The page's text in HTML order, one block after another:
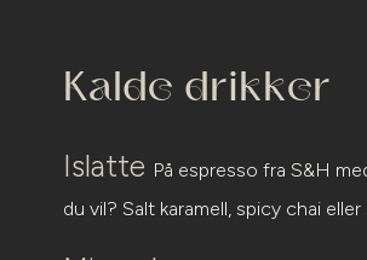
Kalde drikker
Islatte På espresso fra S&H
du vil? Salt karamell, spicy chai